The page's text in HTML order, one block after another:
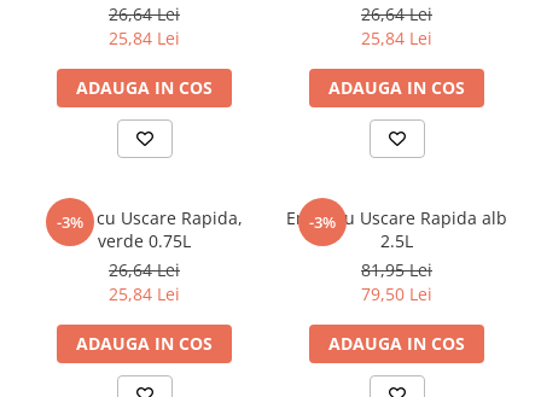
26,64 Lei
25,84 Lei
ADAUGA IN COS
26,64 Lei
25,84 Lei
ADAUGA IN COS
-3%
Email cu Uscare Rapida,
verde 0.75L
26,64 Lei
25,84 Lei
ADAUGA IN COS
-3%
Email cu Uscare Rapida alb
2.5L
81,95 Lei
79,50 Lei
ADAUGA IN COS